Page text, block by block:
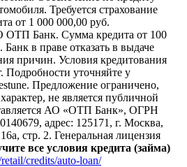
Требуется страхование
от 1 000 000,00 руб.
ОТП Банк. Сумма кредита от 100
в праве отказать в выдаче
причин. Условия кредитования
Подробности уточняйте у
Предложение ограничено,
не является публичной
АО «ОТП Банк», ОГРН
адрес: 125171, г. Москва,
стр. 2. Генеральная лицензия
все условия кредита (займа)
credits/auto-loan/